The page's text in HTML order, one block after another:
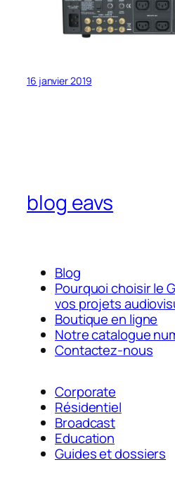
16 janvier 2019
blog eavs
Blog
Pourquoi choisir le
vos projets
Boutique en ligne
Notre catalogue
Contactez-nous
Corporate
Résidentiel
Broadcast
Education
Guides et dossiers